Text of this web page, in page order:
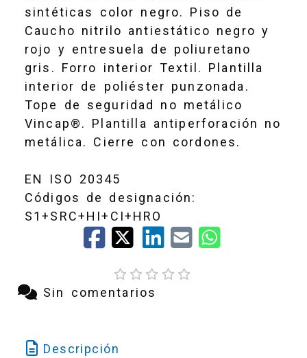
42
44
46
sintéticas color negro. Piso de
Caucho nitrilo antiestático negro y
rojo y entresuela de poliuretano
gris. Forro interior Textil. Plantilla
interior de poliéster punzonada.
Tope de seguridad no metálico
Vincap®. Plantilla antiperforación no
metálica. Cierre con cordones.
EN ISO 20345
Códigos de designación:
S1+SRC+HI+CI+HRO
Sin comentarios
Descripción